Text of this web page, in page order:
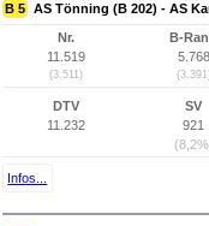
B 5 AS Tönning (B 202) - AS
Nr.
11.519
(3.511)
B-
5.768
DTV
11.232
SV
921
Infos...